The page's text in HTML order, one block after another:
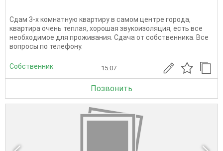
Сдам 3-х комнатную квартиру в самом центре города,
квартира очень теплая, хорошая звукоизоляция, есть все
необходимое для проживания. Сдача от собственника. Все
вопросы по телефону.
Собственник 15.07
Позвонить